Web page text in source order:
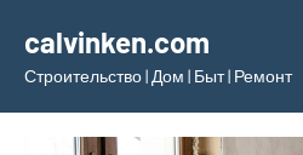
содержимому
calvinken.com
Строительство | Дом | Быт | Ремонт